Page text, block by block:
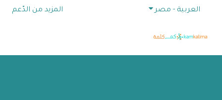
العربية - مصر إظهار القائمة الفرعية للترجماتالمزيد من الدّعم